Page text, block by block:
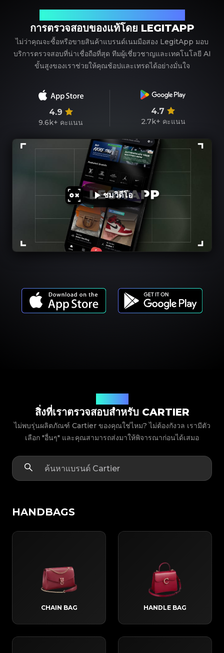
การตรวจสอบของแท้โดย LEGITAPP
ไม่ว่าคุณจะซื้อหรือขายสินค้าแบรนด์เนมมือสอง LegitApp มอบ
บริการตรวจสอบที่น่าเชื่อถือที่สุด ทีมผู้เชี่ยวชาญและเทคโนโลยี AI
ขั้นสูงของเราช่วยให้คุณช้อปและเทรดได้อย่างมั่นใจ
4.9
9.6k+ คะแนน
4.7
2.7k+ คะแนน
ชมวิดีโอ
สิ่งที่เราตรวจสอบสำหรับ CARTIER
ไม่พบรุ่นผลิตภัณฑ์ Cartier ของคุณใช่ไหม? ไม่ต้องกังวล เรามีตัว
เลือก "อื่นๆ" และคุณสามารถส่งมาให้พิจารณาก่อนได้เสมอ
HANDBAGS
CHAIN BAG HANDLE BAG